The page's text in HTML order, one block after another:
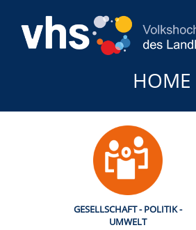
HOME
GESELLSCHAFT - POLITIK -
UMWELT